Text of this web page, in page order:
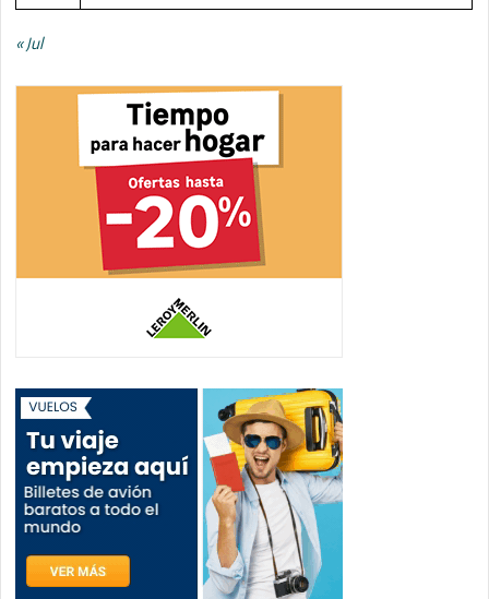
« Jul